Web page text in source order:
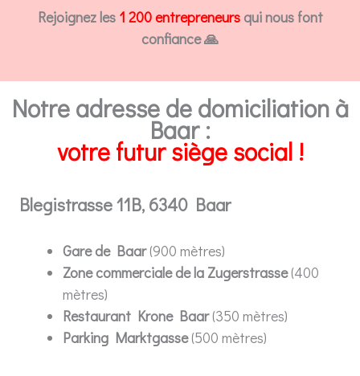
Rejoignez les 1 200 entrepreneursqui nous font
confiance 🙏
Notre adresse de domiciliation à
Baar :
votre futur siège social !
Blegistrasse 11B, 6340 Baar
Gare de Baar(900 mètres)
Zone commerciale de la Zugerstrasse(400
mètres)
Restaurant Krone Baar(350 mètres)
Parking Marktgasse(500 mètres)